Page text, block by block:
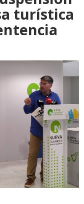
turística